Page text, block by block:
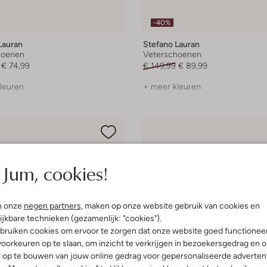
Jum, cookies!
onze negen partners, maken op onze website gebruik van cookies en
technieken (gezamenlijk: "cookies").
cookies om ervoor te zorgen dat onze website goed
op te slaan, om inzicht te verkrijgen in bezoekersgedrag en
te bouwen van jouw online gedrag voor gepersonaliseerde
€ 74,99
-40%
Stefano Lauran
Veterschoenen
€ 149,99 € 89,99
+ meer kleuren